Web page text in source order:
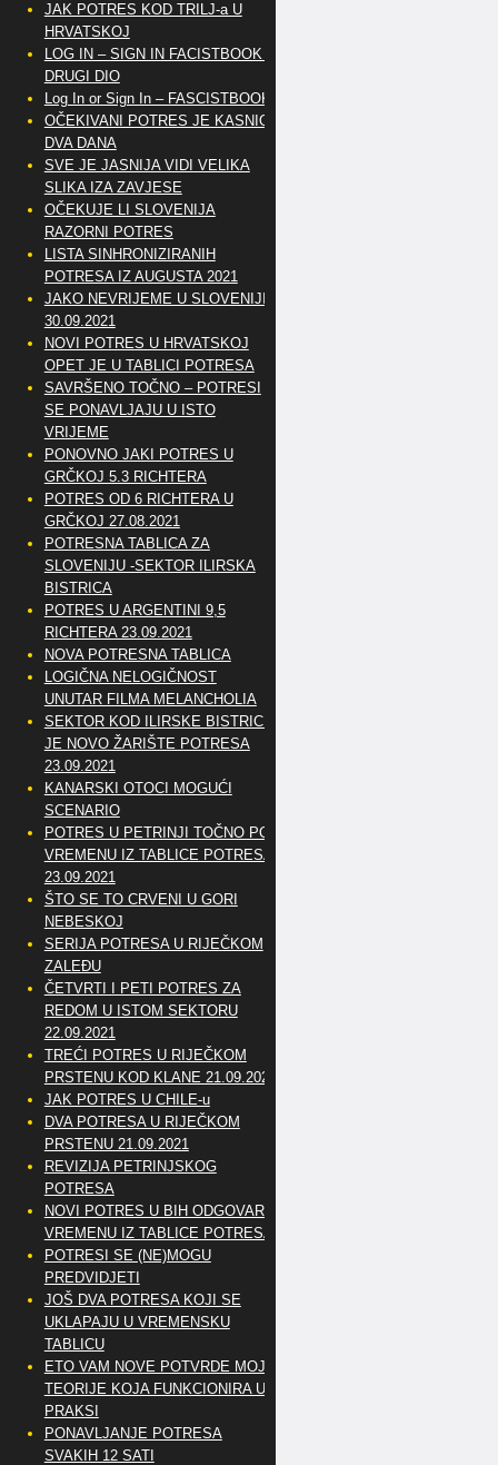
JAK POTRES KOD TRILJ-a U
HRVATSKOJ
LOG IN – SIGN IN FACISTBOOK –
DRUGI DIO
Log In or Sign In – FASCISTBOOK
OČEKIVANI POTRES JE KASNIO
DVA DANA
SVE JE JASNIJA VIDI VELIKA
SLIKA IZA ZAVJESE
OČEKUJE LI SLOVENIJA
RAZORNI POTRES
LISTA SINHRONIZIRANIH
POTRESA IZ AUGUSTA 2021
JAKO NEVRIJEME U SLOVENIJI
30.09.2021
NOVI POTRES U HRVATSKOJ
OPET JE U TABLICI POTRESA
SAVRŠENO TOČNO – POTRESI
SE PONAVLJAJU U ISTO
VRIJEME
PONOVNO JAKI POTRES U
GRČKOJ 5.3 RICHTERA
POTRES OD 6 RICHTERA U
GRČKOJ 27.08.2021
POTRESNA TABLICA ZA
SLOVENIJU -SEKTOR ILIRSKA
BISTRICA
POTRES U ARGENTINI 9,5
RICHTERA 23.09.2021
NOVA POTRESNA TABLICA
LOGIČNA NELOGIČNOST
UNUTAR FILMA MELANCHOLIA
SEKTOR KOD ILIRSKE BISTRICE
JE NOVO ŽARIŠTE POTRESA
23.09.2021
KANARSKI OTOCI MOGUĆI
SCENARIO
POTRES U PETRINJI TOČNO PO
VREMENU IZ TABLICE POTRESA
23.09.2021
ŠTO SE TO CRVENI U GORI
NEBESKOJ
SERIJA POTRESA U RIJEČKOM
ZALEĐU
ČETVRTI I PETI POTRES ZA
REDOM U ISTOM SEKTORU
22.09.2021
TREĆI POTRES U RIJEČKOM
PRSTENU KOD KLANE 21.09.2021
JAK POTRES U CHILE-u
DVA POTRESA U RIJEČKOM
PRSTENU 21.09.2021
REVIZIJA PETRINJSKOG
POTRESA
NOVI POTRES U BIH ODGOVARA
VREMENU IZ TABLICE POTRESA
POTRESI SE (NE)MOGU
PREDVIDJETI
JOŠ DVA POTRESA KOJI SE
UKLAPAJU U VREMENSKU
TABLICU
ETO VAM NOVE POTVRDE MOJE
TEORIJE KOJA FUNKCIONIRA U
PRAKSI
PONAVLJANJE POTRESA
SVAKIH 12 SATI